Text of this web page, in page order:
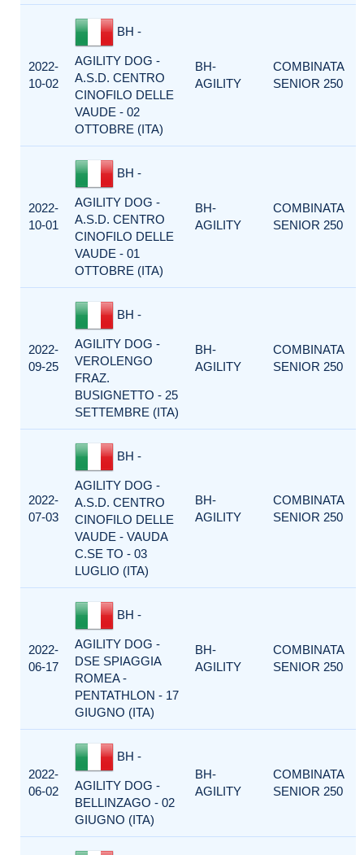
2022-
10-02
BH -
AGILITY DOG -
A.S.D. CENTRO
CINOFILO DELLE
VAUDE - 02
OTTOBRE (ITA)
BH-
AGILITY
COMBINATA
SENIOR 250
2022-
10-01
BH -
AGILITY DOG -
A.S.D. CENTRO
CINOFILO DELLE
VAUDE - 01
OTTOBRE (ITA)
BH-
AGILITY
COMBINATA
SENIOR 250
2022-
09-25
BH -
AGILITY DOG -
VEROLENGO
FRAZ.
BUSIGNETTO - 25
SETTEMBRE (ITA)
BH-
AGILITY
COMBINATA
SENIOR 250
2022-
07-03
BH -
AGILITY DOG -
A.S.D. CENTRO
CINOFILO DELLE
VAUDE - VAUDA
C.SE TO - 03
LUGLIO (ITA)
BH-
AGILITY
COMBINATA
SENIOR 250
2022-
06-17
BH -
AGILITY DOG -
DSE SPIAGGIA
ROMEA -
PENTATHLON - 17
GIUGNO (ITA)
BH-
AGILITY
COMBINATA
SENIOR 250
2022-
06-02
BH -
AGILITY DOG -
BELLINZAGO - 02
GIUGNO (ITA)
BH-
AGILITY
COMBINATA
SENIOR 250